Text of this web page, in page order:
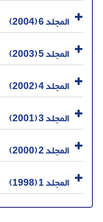
المجلد 6 (2004)
المجلد 5 (2003)
المجلد 4 (2002)
المجلد 3 (2001)
المجلد 2 (2000)
المجلد 1 (1998)